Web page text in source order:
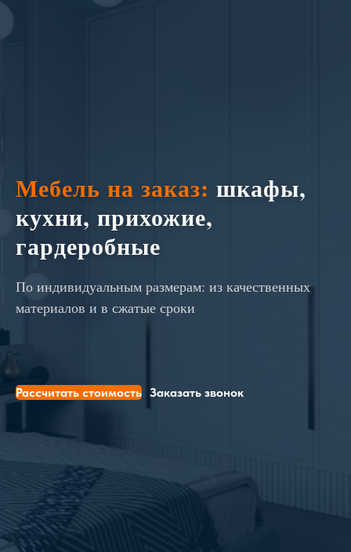
Мебель на заказ: шкафы,
кухни, прихожие,
гардеробные
По индивидуальным размерам: из качественных
материалов и в сжатые сроки
Рассчитать стоимость Заказать звонок